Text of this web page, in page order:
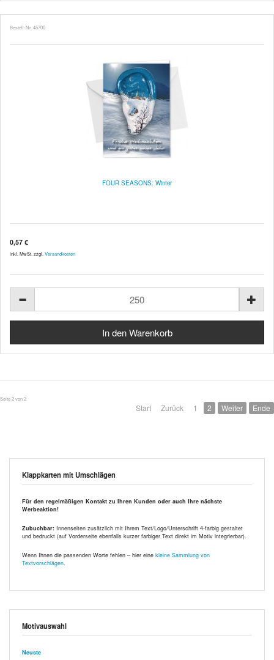
Bestell-Nr. 45700
FOUR SEASONS: Winter
0,57 €
inkl. MwSt. zzgl. Versandkosten
Seite 2 von 2
Start Zurück 1 2 Weiter Ende
Klappkarten mit Umschlägen
Für den regelmäßigen Kontakt zu Ihren Kunden oder auch Ihre nächste
Werbeaktion!
Zubuchbar: Innenseiten zusätzlich mit Ihrem Text/Logo/Unterschrift 4-farbig gestaltet
und bedruckt (auf Vorderseite ebenfalls kurzer farbiger Text direkt im Motiv integrierbar).
Wenn Ihnen die passenden Worte fehlen – hier eine kleine Sammlung von
Textvorschlägen
Motivauswahl
Neuste